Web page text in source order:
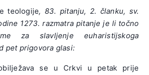
teologije, 83. pitanju, 2. članku, sv.
1273. razmatra pitanje je li točno
za slavljenje euharistijskoga
pet prigovora glasi:
se u Crkvi u petak prije